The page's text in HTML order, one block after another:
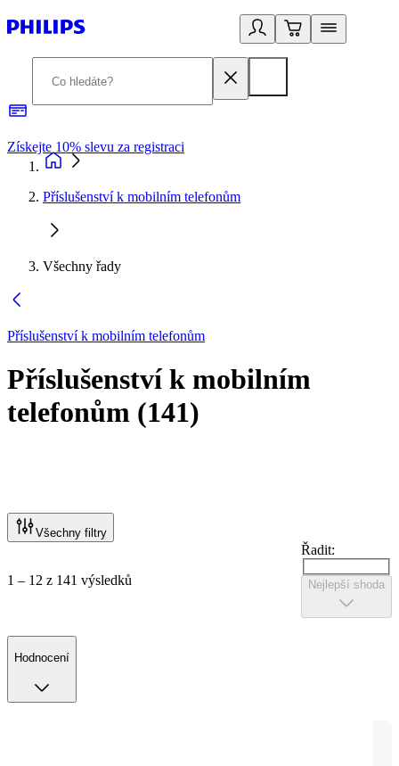
Získejte 10% slevu za registraci
Příslušenství k mobilním telefonům
Všechny řady
Příslušenství k mobilním telefonům
Příslušenství k mobilním
telefonům (141)
Všechny filtry
1 – 12 z 141 výsledků
Řadit:
Nejlepší shoda
Hodnocení